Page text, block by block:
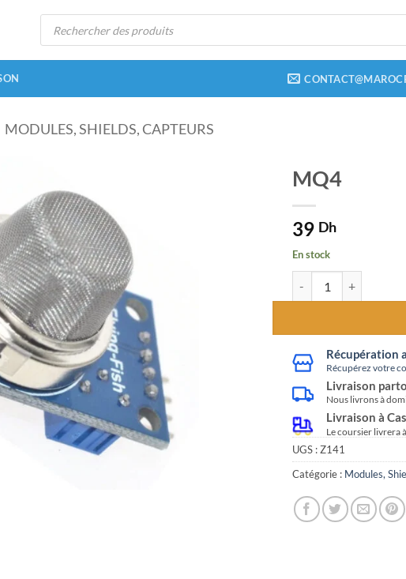
MODULES, SHIELDS, CAPTEURS
MQ4
39 Dh
En stock
quantité de MQ4
Récupération
Récupérez votre
Livraison
Nous livrons à
Livraison à
Le coursier livrera
UGS :Z141
Catégorie : Modules,